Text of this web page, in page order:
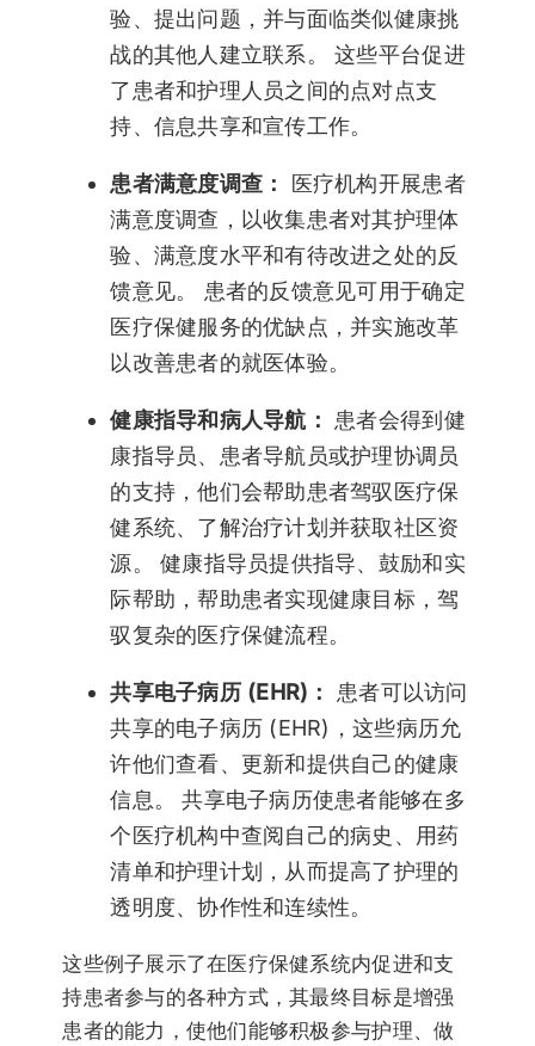
验、提出问题，并与面临类似健康挑
战的其他人建立联系。 这些平台促进
了患者和护理人员之间的点对点支
持、信息共享和宣传工作。
患者满意度调查：
医疗机构开展患者
满意度调查，以收集患者对其护理体
验、满意度水平和有待改进之处的反
馈意见。 患者的反馈意见可用于确定
医疗保健服务的优缺点，并实施改革
以改善患者的就医体验。
健康指导和病人导航：
患者会得到健
康指导员、患者导航员或护理协调员
的支持，他们会帮助患者驾驭医疗保
健系统、了解治疗计划并获取社区资
源。 健康指导员提供指导、鼓励和实
际帮助，帮助患者实现健康目标，驾
驭复杂的医疗保健流程。
共享电子病历 (EHR)：
患者可以访问
共享的电子病历 (EHR)，这些病历允
许他们查看、更新和提供自己的健康
信息。 共享电子病历使患者能够在多
个医疗机构中查阅自己的病史、用药
清单和护理计划，从而提高了护理的
透明度、协作性和连续性。
这些例子展示了在医疗保健系统内促进和支
持患者参与的各种方式，其最终目标是增强
患者的能力，使他们能够积极参与护理、做